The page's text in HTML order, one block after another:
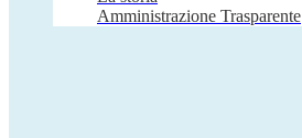
Amministrazione Trasparente